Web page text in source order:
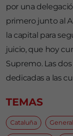
por una
primero junto al
la capital para
juicio, que hoy
Supremo. Las
dedicadas a las
TEMAS
Cataluña